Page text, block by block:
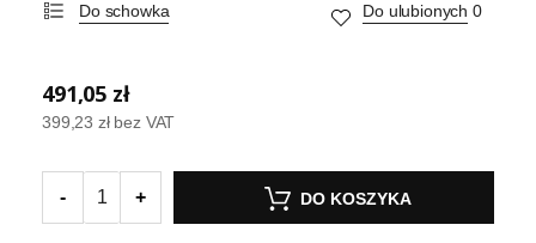
Do schowka Do ulubionych 0
491,05 zł
399,23 zł bez VAT
- + DO KOSZYKA